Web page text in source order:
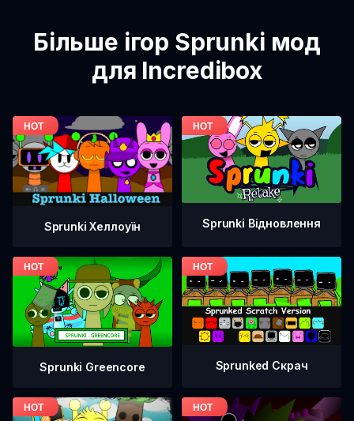
Більше ігор Sprunki мод
для Incredibox
Sprunki Хеллоуїн Sprunki Відновлення
Sprunki Greencore Sprunked Скрач